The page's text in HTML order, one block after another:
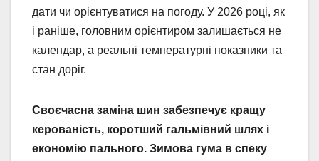
дати чи орієнтуватися на погоду. У 2026 році, як
і раніше, головним орієнтиром залишається не
календар, а реальні температурні показники та
стан доріг.
Своєчасна заміна шин забезпечує кращу
керованість, коротший гальмівний шлях і
економію пального. Зимова гума в спеку